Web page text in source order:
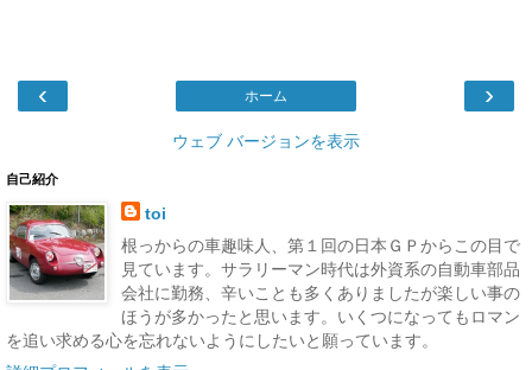
‹ ›
ホーム
ウェブ バージョンを表示
自己紹介
toi
根っからの車趣味人、第１回の日本ＧＰからこの目で
見ています。サラリーマン時代は外資系の自動車部品
会社に勤務、辛いことも多くありましたが楽しい事の
ほうが多かったと思います。いくつになってもロマン
を追い求める心を忘れないようにしたいと願っています。